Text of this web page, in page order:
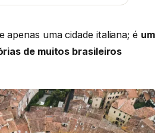
apenas uma cidade italiana; é um
de muitos brasileiros